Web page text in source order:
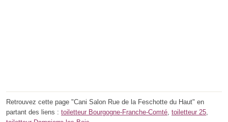
Retrouvez cette page "Cani Salon Rue de la Feschotte du Haut" en
partant des liens : toiletteur Bourgogne-Franche-Comté, toiletteur 25,